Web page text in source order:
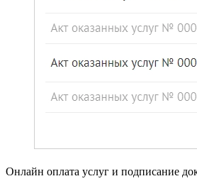
Онлайн оплата услуг и подписание